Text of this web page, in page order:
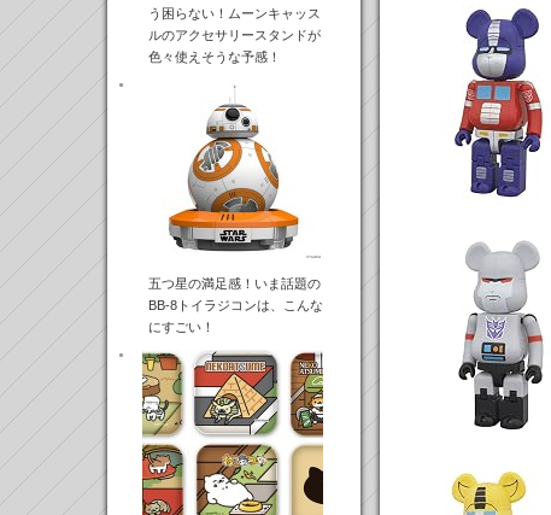
う困らない！ムーンキャッス
ルのアクセサリースタンドが
色々使えそうな予感！
五つ星の満足感！いま話題の
BB-8トイラジコンは、こんな
にすごい！